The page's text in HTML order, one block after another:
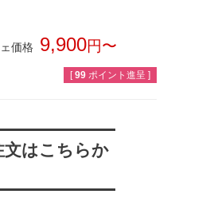
価格 9,900
[ 99 ポイント進呈 ]
文はこちらか